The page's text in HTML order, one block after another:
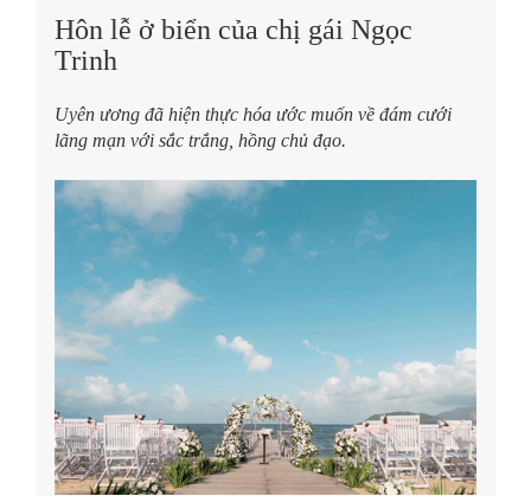
Hôn lễ ở biển của chị gái Ngọc
Trinh
Uyên ương đã hiện thực hóa ước muốn về đám cưới
lãng mạn với sắc trắng, hồng chủ đạo.